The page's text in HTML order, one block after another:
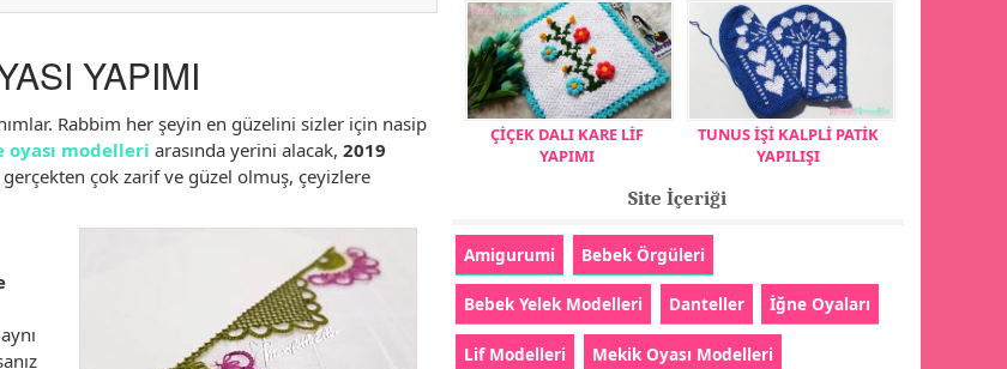
YAPIMI
Rabbim her şeyin en güzelini sizler için nasip
oyası modelleri arasında yerini alacak, 2019
gerçekten çok zarif ve güzel olmuş, çeyizlere
ÇİÇEK DALI KARE LİF
YAPIMI
TUNUS İŞİ KALPLİ PATİK
YAPILIŞI
Site İçeriği
Amigurumi Bebek Örgüleri
Bebek Yelek Modelleri Danteller İğne Oyaları
Lif Modelleri Mekik Oyası Modelleri